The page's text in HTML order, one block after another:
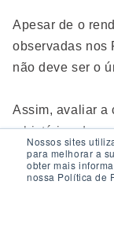
Nossos sites
para melhorar a
obter mais
nossa Política de
Apesar de o
observadas nos
não deve ser o
Assim, avaliar a
o histórico de
gestão e os
para tomar